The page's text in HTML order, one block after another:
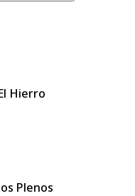
Hierro
Plenos